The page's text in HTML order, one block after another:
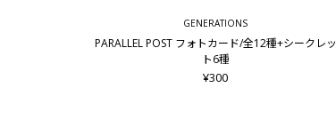
GENERATIONS
PARALLEL POST フォトカード/全12種+シークレッ
ト6種
¥300